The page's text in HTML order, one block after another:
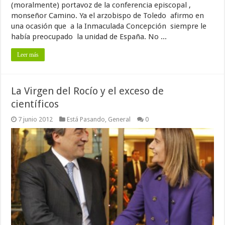
(moralmente) portavoz de la conferencia episcopal ,
monseñor Camino. Ya el arzobispo de Toledo afirmo en
una ocasión que a la Inmaculada Concepción siempre le
había preocupado la unidad de España. No ...
Leer más
La Virgen del Rocío y el exceso de
científicos
7 junio 2012 Está Pasando, General 0